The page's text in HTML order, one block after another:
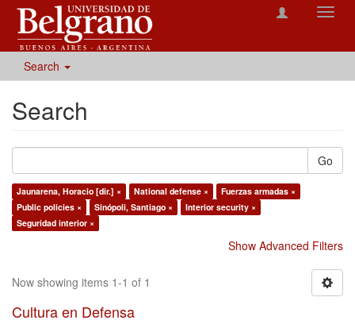
Search
Search
Go
Jaunarena, Horacio [dir.] × National defense ×
Fuerzas armadas ×
Public policies ×
Sinópoli, Santiago ×
Interior security ×
Seguridad interior ×
Show Advanced Filters
Now showing items 1-1 of 1
Cultura en Defensa